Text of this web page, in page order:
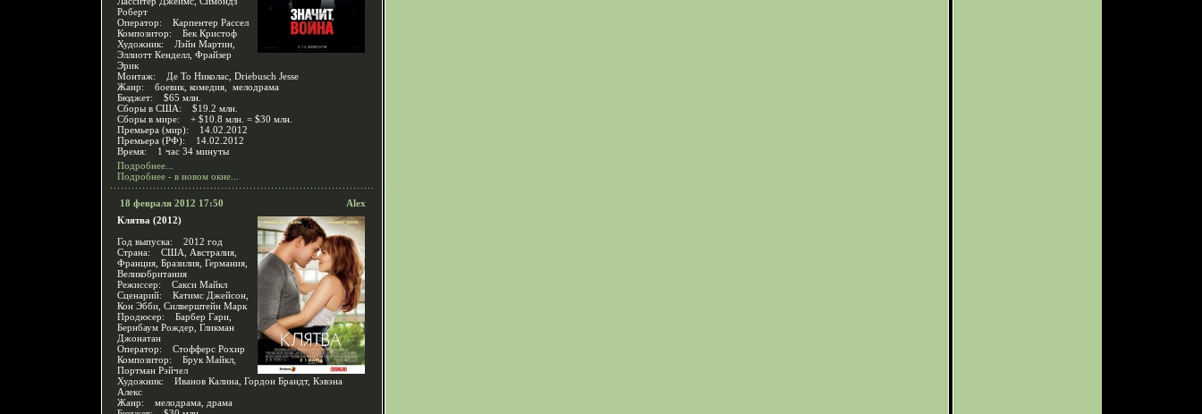
Роберт
Оператор: Карпентер Рассел
Композитор: Бек Кристоф
Художник: Лэйн Мартин,
Эллиотт Кенделл, Фрайзер
Эрик
Монтаж: Де То Николас, Driebusch Jesse
Жанр: боевик, комедия, мелодрама
Бюджет: $65 млн.
Сборы в США: $19.2 млн.
Сборы в мире: + $10.8 млн. = $30 млн.
Премьера (мир): 14.02.2012
Премьера (РФ): 14.02.2012
Время: 1 час 34 минуты
Подробнее...
Подробнее - в новом окне...
18 февраля 2012 17:50
Alex
Клятва (2012)
Год выпуска: 2012 год
Страна: США, Австралия,
Франция, Бразилия, Германия,
Великобритания
Режиссер: Сакси Майкл
Сценарий: Катимс Джейсон,
Кон Эбби, Силверштейн Марк
Продюсер: Барбер Гари,
Бернбаум Рождер, Гликман
Джонатан
Оператор: Стофферс Рохир
Композитор: Брук Майкл,
Портман Рэйчел
Художник: Иванов Калина, Гордон Брандт, Кэвэна
Алекс
Жанр: мелодрама, драма